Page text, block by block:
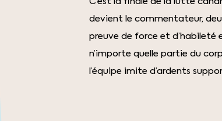
devient le commentateur,
preuve de force et
n’importe quelle partie du
l’équipe imite d’ardents